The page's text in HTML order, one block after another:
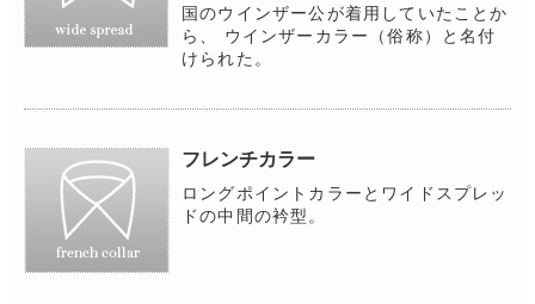
国のウインザー公が着用していたことか
ら、 ウインザーカラー（俗称）と名付
けられた。
フレンチカラー
ロングポイントカラーとワイドスプレッ
ドの中間の衿型。